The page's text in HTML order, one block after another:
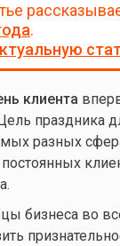
.
клиента
праздника
разных
бизнеса во